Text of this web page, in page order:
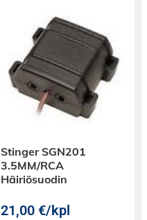
Stinger SGN201
3.5MM/RCA
Häiriösuodin
21,00€/kpl